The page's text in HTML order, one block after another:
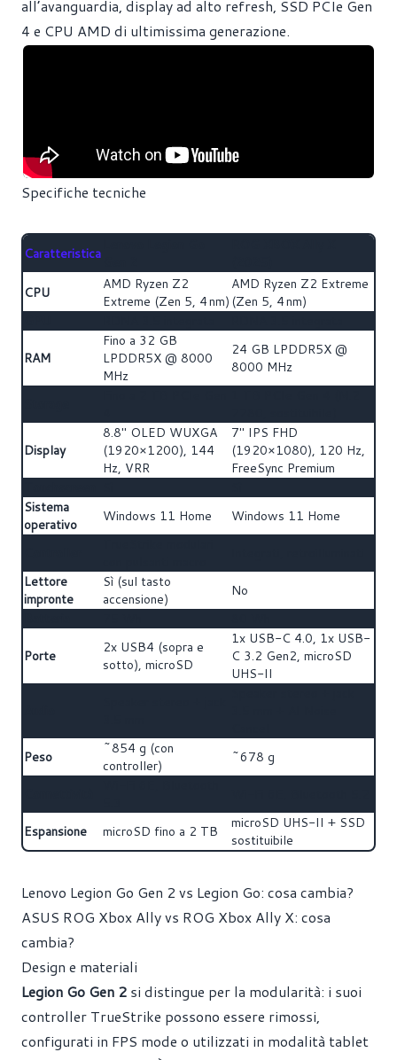
all’avanguardia, display ad alto refresh, SSD PCIe Gen
4 e CPU AMD di ultimissima generazione.
Specifiche tecniche
Caratteristica
CPU
AMD Ryzen Z2
Extreme (Zen 5, 4 nm)
AMD Ryzen Z2 Extreme
(Zen 5, 4 nm)
RAM
Fino a 32 GB
LPDDR5X @ 8000
MHz
24 GB LPDDR5X @
8000 MHz
Display
8.8" OLED WUXGA
(1920×1200), 144
Hz, VRR
7" IPS FHD
(1920×1080), 120 Hz,
FreeSync Premium
Sistema
operativo
Windows 11 Home Windows 11 Home
Lettore
impronte
Sì (sul tasto
accensione)
No
Porte
2x USB4 (sopra e
sotto), microSD
1x USB-C 4.0, 1x USB-
C 3.2 Gen2, microSD
UHS-II
Peso
~854 g (con
controller)
~678 g
Espansione microSD fino a 2 TB
microSD UHS-II + SSD
sostituibile
Lenovo Legion Go Gen 2 vs Legion Go: cosa cambia?
ASUS ROG Xbox Ally vs ROG Xbox Ally X: cosa
cambia?
Design e materiali
Legion Go Gen 2 si distingue per la modularità: i suoi
controller TrueStrike possono essere rimossi,
configurati in FPS mode o utilizzati in modalità tablet